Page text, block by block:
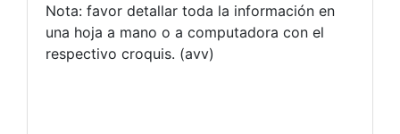
Nota: favor detallar toda la información en
una hoja a mano o a computadora con el
respectivo croquis. (avv)